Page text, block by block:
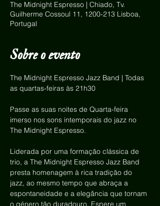
The Midnight Espresso | Chiado, Tv.
Guilherme Cossoul 11, 1200-213 Lisboa,
Portugal
Sobre o evento
The Midnight Espresso Jazz Band | Todas
as quartas-feiras às 21h30
Passe as suas noites de Quarta-feira
imerso nos sons intemporais do jazz no
The Midnight Espresso.
Liderada por uma formação clássica de
trio, a The Midnight Espresso Jazz Band
presta homenagem à rica tradição do
jazz, ao mesmo tempo que abraça a
espontaneidade e a elegância que tornam
o género tão duradouro. Espere um